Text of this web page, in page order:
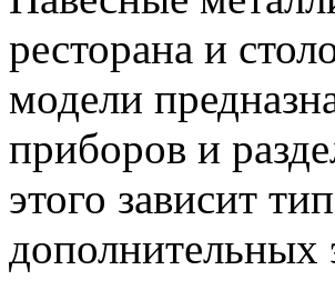
ресторана и
модели
приборов и
этого зависит
дополнительных